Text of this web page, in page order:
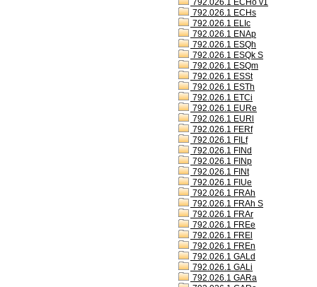
792.026.1 ECHo v1
792.026.1 ECHs
792.026.1 ELIc
792.026.1 ENAp
792.026.1 ESQh
792.026.1 ESQk S
792.026.1 ESQm
792.026.1 ESSt
792.026.1 ESTh
792.026.1 ETCi
792.026.1 EURe
792.026.1 EURl
792.026.1 FERf
792.026.1 FILf
792.026.1 FINd
792.026.1 FINp
792.026.1 FINt
792.026.1 FIUe
792.026.1 FRAh
792.026.1 FRAh S
792.026.1 FRAr
792.026.1 FREe
792.026.1 FREl
792.026.1 FREn
792.026.1 GALd
792.026.1 GALi
792.026.1 GARa